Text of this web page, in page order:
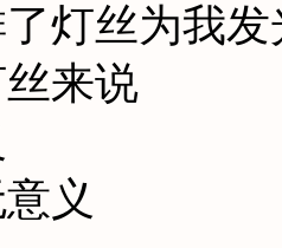
灯丝为我发
来说
义